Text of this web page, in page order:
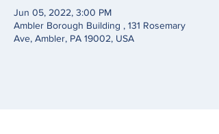
Jun 05, 2022, 3:00 PM
Ambler Borough Building , 131 Rosemary
Ave, Ambler, PA 19002, USA